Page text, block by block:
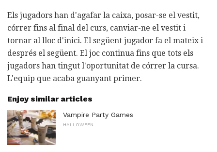
Els jugadors han d'agafar la caixa, posar-se el vestit,
córrer fins al final del curs, canviar-ne el vestit i
tornar al lloc d'inici. El següent jugador fa el mateix i
després el següent. El joc continua fins que tots els
jugadors han tingut l'oportunitat de córrer la cursa.
L'equip que acaba guanyant primer.
Enjoy similar articles
Vampire Party Games
HALLOWEEN